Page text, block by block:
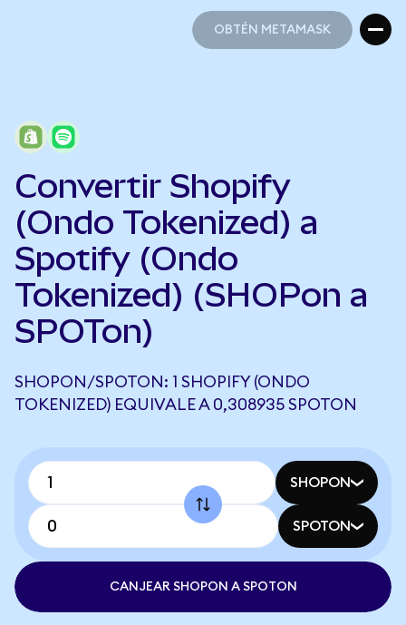
OBTÉN METAMASK
Convertir Shopify
(Ondo Tokenized) a
Spotify (Ondo
Tokenized) (SHOPon a
SPOTon)
SHOPON/SPOTON: 1 SHOPIFY (ONDO
TOKENIZED) EQUIVALE A 0,308935 SPOTON
SHOPON
SPOTON
CANJEAR SHOPON A SPOTON